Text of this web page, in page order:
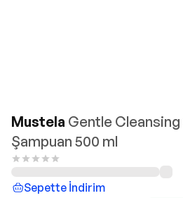
Mustela Gentle Cleansing
Şampuan 500 ml
Sepette İndirim